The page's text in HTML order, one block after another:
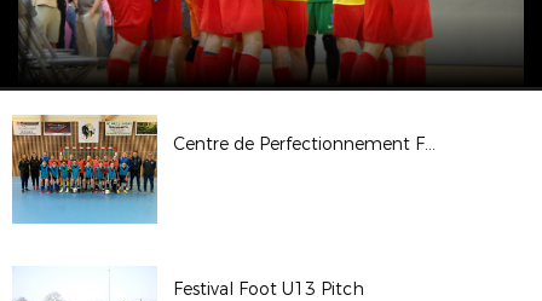
Centre de Perfectionnement Futsal Féminin
Festival Foot U13 Pitch